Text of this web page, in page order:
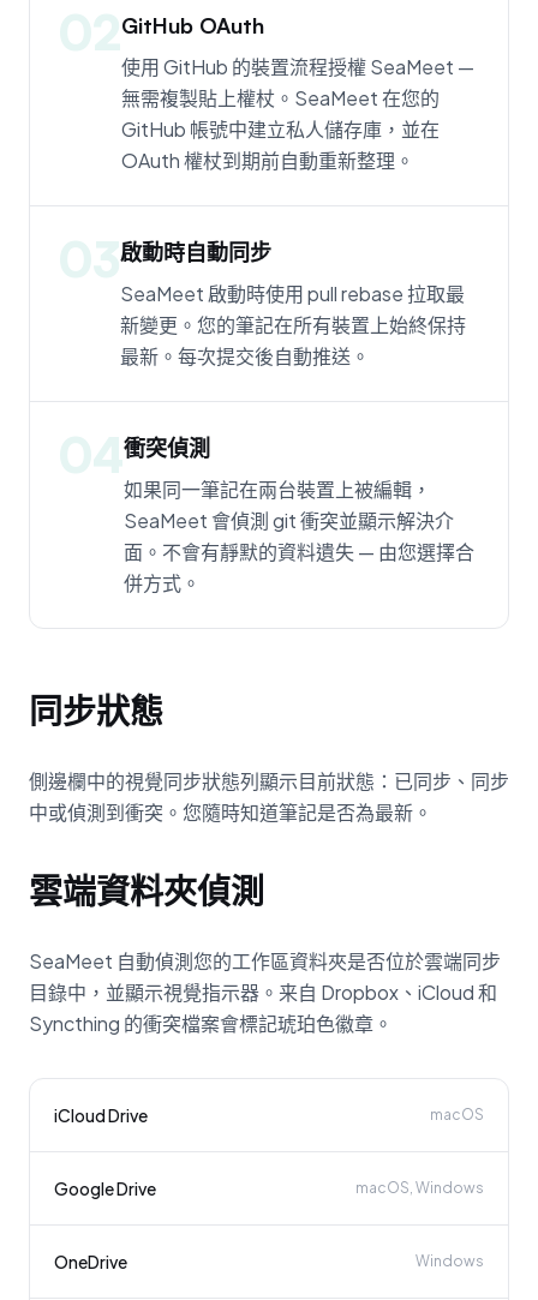
02GitHub OAuth
使用 GitHub 的裝置流程授權 SeaMeet —
無需複製貼上權杖。SeaMeet 在您的
GitHub 帳號中建立私人儲存庫，並在
OAuth 權杖到期前自動重新整理。
03啟動時自動同步
SeaMeet 啟動時使用 pull rebase 拉取最
新變更。您的筆記在所有裝置上始終保持
最新。每次提交後自動推送。
04衝突偵測
如果同一筆記在兩台裝置上被編輯，
SeaMeet 會偵測 git 衝突並顯示解決介
面。不會有靜默的資料遺失 — 由您選擇合
併方式。
同步狀態
側邊欄中的視覺同步狀態列顯示目前狀態：已同步、同步
中或偵測到衝突。您隨時知道筆記是否為最新。
雲端資料夾偵測
SeaMeet 自動偵測您的工作區資料夾是否位於雲端同步
目錄中，並顯示視覺指示器。来自 Dropbox、iCloud 和
Syncthing 的衝突檔案會標記琥珀色徽章。
iCloud Drive macOS
Google Drive macOS, Windows
OneDrive Windows